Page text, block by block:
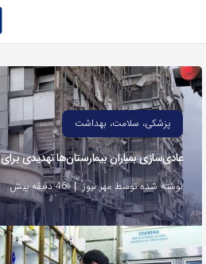
با
استفاده
روش‌های
زیر
می‌توانید
این
صفحه
پزشکی، سلامت، بهداشت
عادی‌سازی بمباران بیمارستان‌ها تهدیدی
نوشته شده توسط مهر نیوز 46 دقیقه پیش